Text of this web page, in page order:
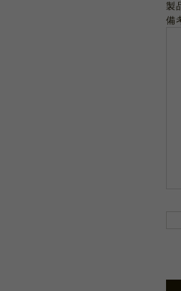
製
備